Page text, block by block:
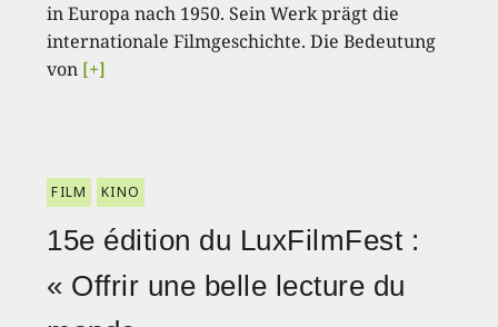
in Europa nach 1950. Sein Werk prägt die
internationale Filmgeschichte. Die Bedeutung
von [+]
FILM KINO
15e édition du LuxFilmFest :
« Offrir une belle lecture du